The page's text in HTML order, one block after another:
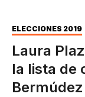
ELECCIONES 2019
Laura
la lista de
Bermúdez